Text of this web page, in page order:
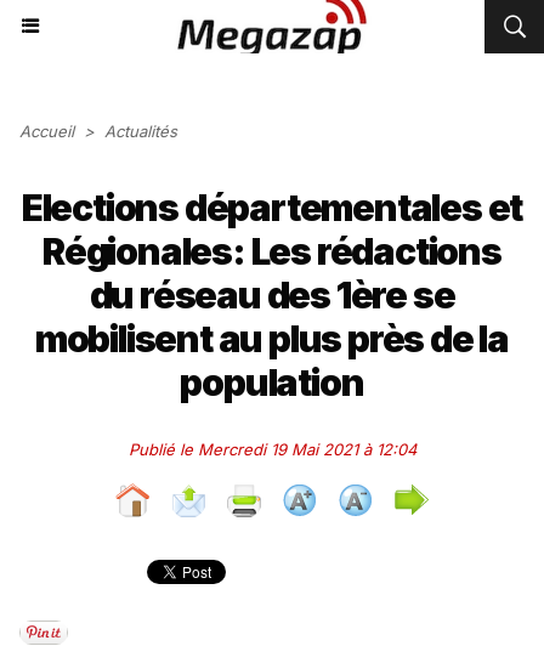
Accueil > Actualités
Elections départementales et
Régionales: Les rédactions
du réseau des 1ère se
mobilisent au plus près de la
population
Publié le Mercredi 19 Mai 2021 à 12:04